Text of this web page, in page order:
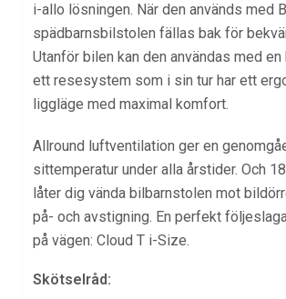
i-allo lösningen. När den används med
spädbarnsbilstolen fällas bak för
Utanför bilen kan den användas med en
ett resesystem som i sin tur har ett
liggläge med maximal komfort.
Allround luftventilation ger en
sittemperatur under alla årstider. Och
låter dig vända bilbarnstolen mot
på- och avstigning. En perfekt
på vägen: Cloud T i-Size.
Skötselråd: